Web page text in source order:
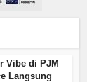
Vibe di PJM
Langsung